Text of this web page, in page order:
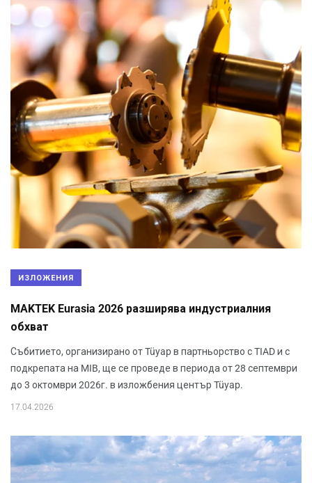
ИЗЛОЖЕНИЯ
MAKTEK Eurasia 2026 разширява индустриалния
обхват
Събитието, организирано от Tüyap в партньорство с TIAD и с
подкрепата на MIB, ще се проведе в периода от 28 септември
до 3 октомври 2026г. в изложбения център Tüyap.
17.04.2026